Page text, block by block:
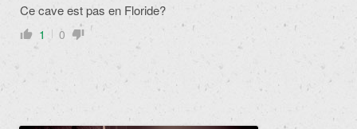
Ce cave est pas en Floride?
1 0